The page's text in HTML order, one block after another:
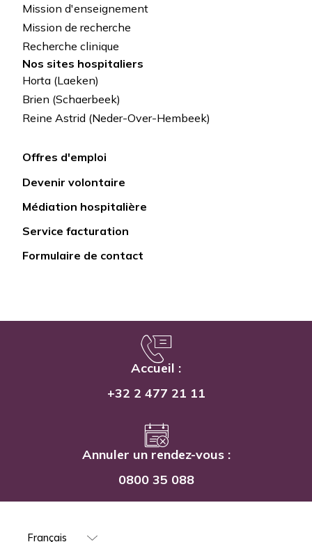
Mission d'enseignement
Mission de recherche
Recherche clinique
Nos sites hospitaliers
Horta (Laeken)
Brien (Schaerbeek)
Reine Astrid (Neder-Over-Hembeek)
Lien
rapide
Offres d'emploi
Devenir volontaire
Médiation hospitalière
Service facturation
Formulaire de contact
Accueil :
+32 2 477 21 11
Annuler un rendez-vous :
0800 35 088